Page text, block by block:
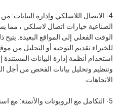
4- الاتصال اللاسلكي وإدارة البيانات:
الصناعية خيارات اتصال لاسلكي ، مما
الوقت الفعلي إلى المواقع البعيدة.
للخبراء تقديم التوجيه أو التحليل من
استخدام أنظمة إدارة البيانات
وتنظيم وتحليل بيانات الفحص من أجل
الاتجاهات.
5- التكامل مع الروبوتات والأتمتة: مع